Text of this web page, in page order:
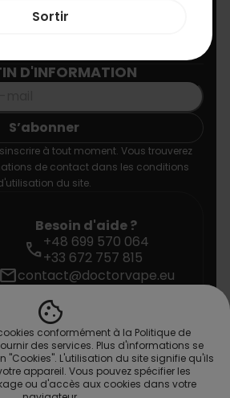
cookie
conformément à la Politique de
des services. Plus d'informations se
"Cookies". L'utilisation du site signifie qu'ils
appareil. Vous pouvez spécifier les
ou d'accès aux cookies dans votre
D'INFORMATION
à tout moment. Vous trouverez
de contact dans les conditions
du site.
Besoin d'aide ?
call+48 699 570 064
+33 672 757 815
mailcontact@doctorvape.eu
Sortir